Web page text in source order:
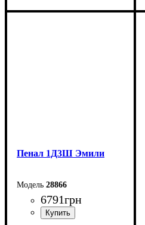
Ширина: 110 см
Пенал 1Д3Ш Эмили
28866
6791грн